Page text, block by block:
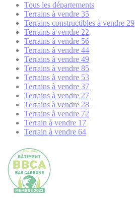
Tous les départements
Terrains à vendre 35
Terrains constructibles à vendre 29
Terrains à vendre 22
Terrains à vendre 56
Terrains à vendre 44
Terrains à vendre 49
Terrains à vendre 85
Terrains à vendre 53
Terrains à vendre 37
Terrains à vendre 27
Terrains à vendre 28
Terrains à vendre 72
Terrain à vendre 17
Terrain à vendre 64